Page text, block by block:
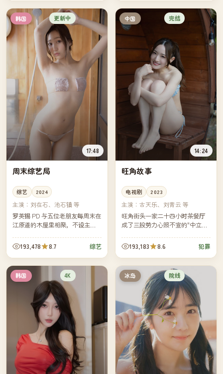
韩国 更新中
17:48
周末综艺局
综艺 2024
主演： 刘在石、池石镇 等
罗英锡 PD 与五位老朋友每周末在
江原道的木屋里相聚，不设主
深夜散步——韩国近年最受好评
的"无脑"综艺。
193,478 8.7 综艺
中国 完结
14:24
旺角故事
电视剧 2023
主演：古天乐、刘青云 等
旺角街头一家二十四小时茶餐厅
成了三股势力心照不宣的"中立
得不在同一晚摊开各自的牌。
193,183 8.6 犯罪
韩国 4K 冰岛 院线